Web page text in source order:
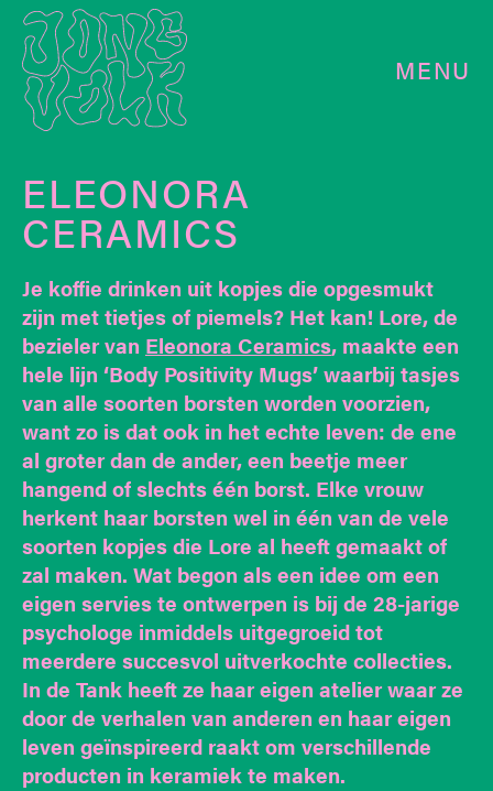
MENU
ELEONORA
CERAMICS
Je koffie drinken uit kopjes die opgesmukt
zijn met tietjes of piemels? Het kan! Lore, de
bezieler van Eleonora Ceramics, maakte een
hele lijn ‘Body Positivity Mugs’ waarbij tasjes
van alle soorten borsten worden voorzien,
want zo is dat ook in het echte leven: de ene
al groter dan de ander, een beetje meer
hangend of slechts één borst. Elke vrouw
herkent haar borsten wel in één van de vele
soorten kopjes die Lore al heeft gemaakt of
zal maken. Wat begon als een idee om een
eigen servies te ontwerpen is bij de 28-jarige
psychologe inmiddels uitgegroeid tot
meerdere succesvol uitverkochte collecties.
In de Tank heeft ze haar eigen atelier waar ze
door de verhalen van anderen en haar eigen
leven geïnspireerd raakt om verschillende
producten in keramiek te maken.